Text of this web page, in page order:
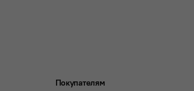
Покупателям